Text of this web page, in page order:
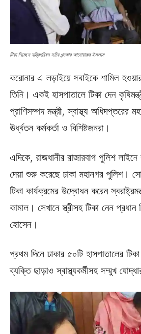
টিকা নিচ্ছেন মন্ত্রিপরিষদ সচিব খন্দকার আনোয়ারুর ইসলাম
করোনার এ লড়াইয়ে সবাইকে শামিল
তিনি। একই হাসপাতালে টিকা দেন
প্রাণিসম্পদ মন্ত্রী, স্বাস্থ্য অধিদপ্তরের
ঊর্ধ্বতন কর্মকর্তা ও বিশিষ্টজনরা।
এদিকে, রাজধানীর রাজারবাগ পুলিশ
দেয়া শুরু করেছে ঢাকা মহানগর পুলিশ।
টিকা কার্যক্রমের উদ্বোধন করেন
কামাল। সেখানে স্ত্রীসহ টিকা নেন প্রধান
হোসেন।
প্রথম দিনে ঢাকার ৫০টি হাসপাতালের
ব্যক্তি ছাড়াও স্বাস্থ্যকর্মীসহ সম্মুখ